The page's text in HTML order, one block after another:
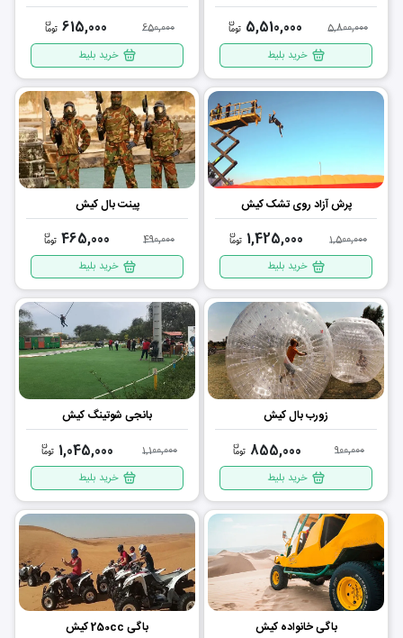
5,800,000
5,510,000
خرید بلیط
650,000
615,000
خرید بلیط
پرش آزاد روی تشک کیش
1,500,000
1,425,000
خرید بلیط
پینت بال کیش
490,000
465,000
خرید بلیط
زورب بال کیش
900,000
855,000
خرید بلیط
بانجی شوتینگ کیش
1,100,000
1,045,000
خرید بلیط
باگی خانواده کیش باگی 250cc کیش